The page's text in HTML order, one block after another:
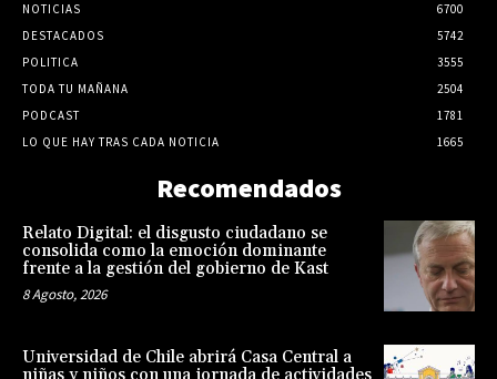
NOTICIAS
6700
DESTACADOS
5742
POLITICA
3555
TODA TU MAÑANA
2504
PODCAST
1781
LO QUE HAY TRAS CADA NOTICIA
1665
Recomendados
Relato Digital: el disgusto ciudadano se
consolida como la emoción dominante
frente a la gestión del gobierno de Kast
8 Agosto, 2026
Universidad de Chile abrirá Casa Central a